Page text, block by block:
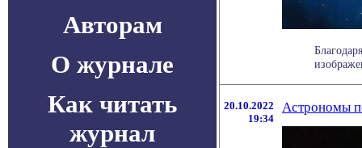
Авторам
О журнале
Как читать
журнал
20.10.2022
19:34
Астрономы